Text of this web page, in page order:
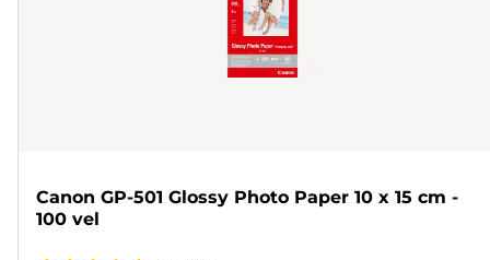
Canon GP-501 Glossy Photo Paper 10 x 15 cm -
100 vel